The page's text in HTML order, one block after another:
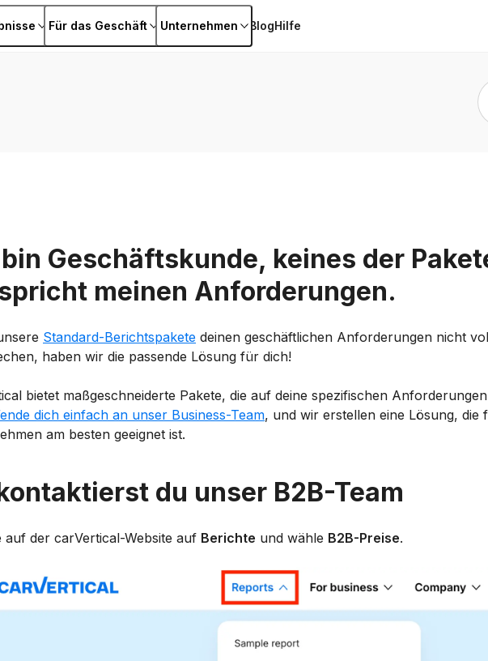
Für das Geschäft Unternehmen BlogHilfe
...
Geschäftskunde, keines der
meinen Anforderungen.
Standard-Berichtspakete deinen geschäftlichen Anforderungen nicht
haben wir die passende Lösung für dich!
bietet maßgeschneiderte Pakete, die auf deine spezifischen
dich einfach an unser Business-Team, und wir erstellen eine Lösung, die
am besten geeignet ist.
du unser B2B-Team
auf der carVertical-Website auf Berichte und wähle B2B-Preise.